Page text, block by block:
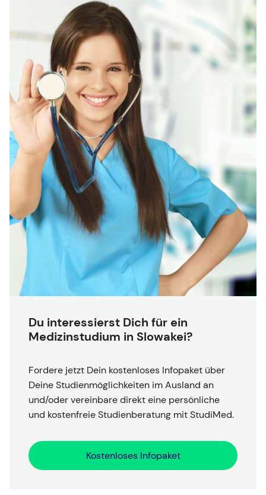
Du interessierst Dich für ein
Medizinstudium in Slowakei?
Fordere jetzt Dein kostenloses Infopaket über
Deine Studienmöglichkeiten im Ausland an
und/oder vereinbare direkt eine persönliche
und kostenfreie Studienberatung mit StudiMed.
Kostenloses Infopaket